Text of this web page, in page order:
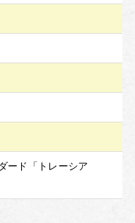
ード「トレーシア